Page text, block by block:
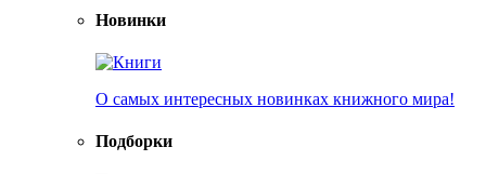
Новинки
О самых интересных новинках книжного мира!
Подборки